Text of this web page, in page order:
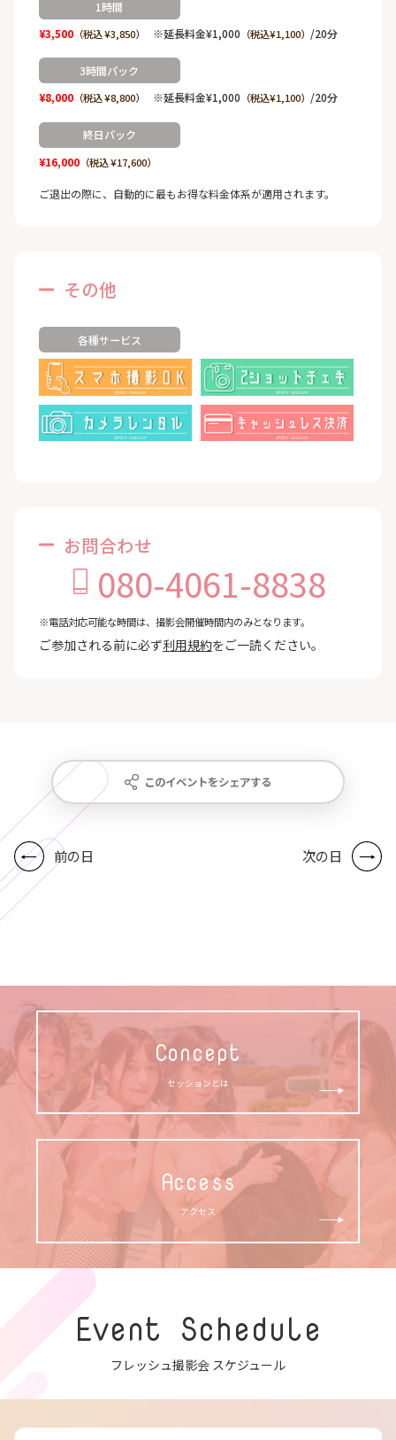
1時間
¥3,500（税込 ¥3,850） ※延長料金¥1,000 （税込¥1,100） /20分
3時間パック
¥8,000（税込 ¥8,800） ※延長料金¥1,000 （税込¥1,100） /20分
終日パック
¥16,000（税込 ¥17,600）
ご退出の際に、自動的に最もお得な料金体系が適用されます。
その他
各種サービス
お問合わせ
080-4061-8838
※電話対応可能な時間は、撮影会開催時間内のみとなります。
ご参加される前に必ず利用規約をご一読ください。
このイベントをシェアする
前の日 次の日
Concept
セッションとは
Access
アクセス
Event Schedule
フレッシュ撮影会 スケジュール